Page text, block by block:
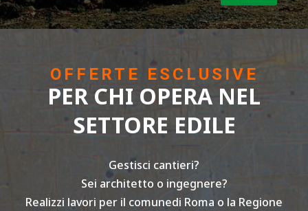
OFFERTE ESCLUSIVE
PER CHI OPERA NEL
SETTORE EDILE
Gestisci cantieri?
Sei architetto o ingegnere?
Realizzi lavori per il comunedi Roma o la Regione